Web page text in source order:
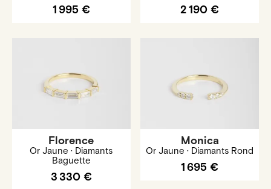
1 995 € 2 190 €
Florence
Or Jaune · Diamants
Baguette
3 330 €
Monica
Or Jaune · Diamants Rond
1 695 €